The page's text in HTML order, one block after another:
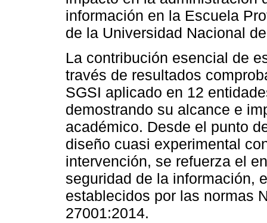
información en la Escuela
de la Universidad Nacional
La contribución esencial de
través de resultados
SGSI aplicado en 12
demostrando su alcance e
académico. Desde el punto
diseño cuasi experimental
intervención, se refuerza el
seguridad de la información,
establecidos por las normas
27001:2014.